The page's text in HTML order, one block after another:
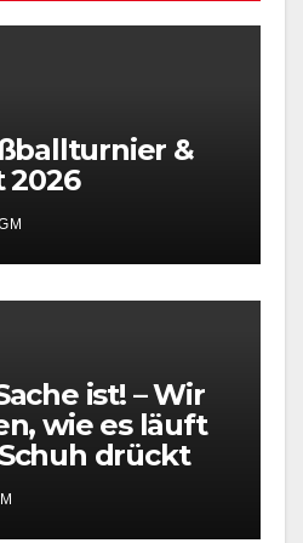
&
2026
ist! – Wir
wie es läuft
drückt